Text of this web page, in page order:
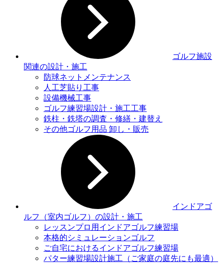
ゴルフ施設
関連の設計・施工
防球ネットメンテナンス
人工芝貼り工事
設備機械工事
ゴルフ練習場設計・施工工事
鉄柱・鉄塔の調査・修繕・建替え
その他ゴルフ用品 卸し・販売
インドアゴ
ルフ（室内ゴルフ）の設計・施工
レッスンプロ用インドアゴルフ練習場
本格的シミュレーションゴルフ
ご自宅におけるインドアゴルフ練習場
パター練習場設計施工（ご家庭の庭先にも最適）